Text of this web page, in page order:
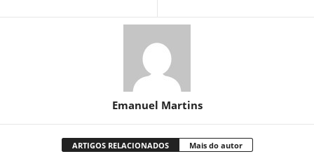
Emanuel Martins
ARTIGOS RELACIONADOS Mais do autor